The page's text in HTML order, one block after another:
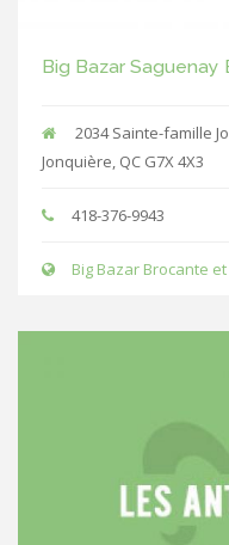
Big Bazar
2034 Sainte-famille
Jonquière, QC G7X 4X3
418-376-9943
Big Bazar Brocante